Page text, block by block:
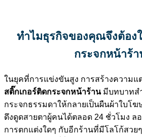
ทำไมธุรกิจของคุณจึงต้อง
กระจกหน้าร้
ในยุคที่การแข่งขันสูง การสร้างความแ
สติ๊กเกอร์ติดกระจกหน้าร้านมีบทบาทส
กระจกธรรมดาให้กลายเป็นผืนผ้าใบโ
ดึงดูดสายตาผู้คนได้ตลอด 24 ชั่วโมง
การตกแต่งใดๆ กับอีกร้านที่มีโลโก้สวย